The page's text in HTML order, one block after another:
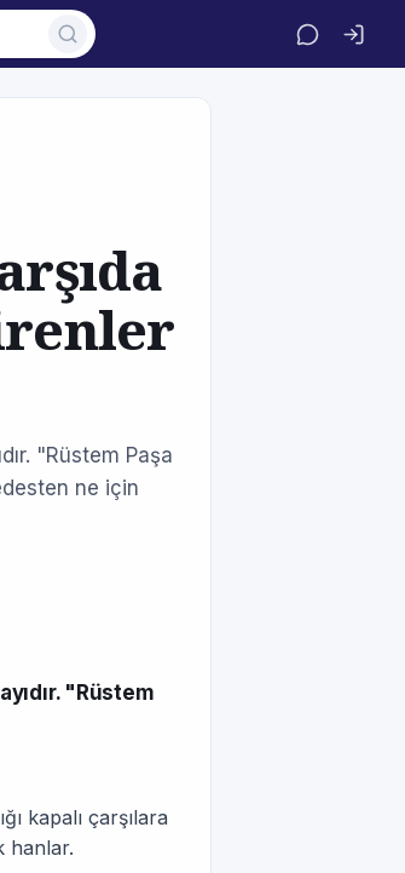
"Rüstem Paşa
ne için
"Rüstem
kapalı çarşılara
hanlar.